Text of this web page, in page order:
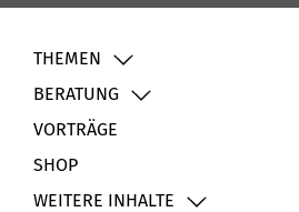
THEMEN
BERATUNG
VORTRÄGE
SHOP
WEITERE INHALTE